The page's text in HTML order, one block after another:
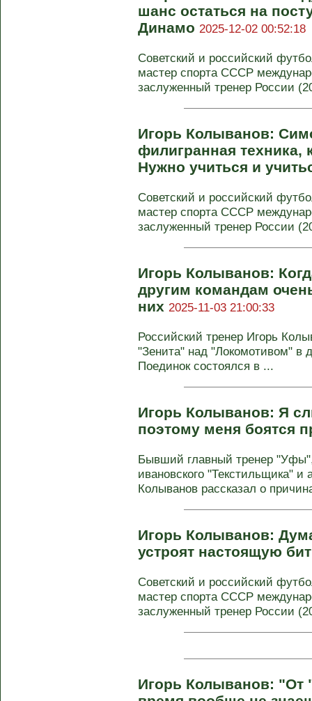
шанс остаться на
Динамо 2025-12-02 00:52:18
Советский и российский
мастер спорта СССР
заслуженный тренер России
Игорь Колыванов:
филигранная техника,
Нужно учиться и
Советский и российский
мастер спорта СССР
заслуженный тренер России
Игорь Колыванов:
другим командам
них 2025-11-03 21:00:33
Российский тренер Игорь
"Зенита" над "Локомотивом" в
Поединок состоялся в ...
Игорь Колыванов: Я
поэтому меня боятся
Бывший главный тренер "Уфы",
ивановского "Текстильщика" и
Колыванов рассказал о
Игорь Колыванов:
устроят настоящую
Советский и российский
мастер спорта СССР
заслуженный тренер России
Игорь Колыванов: "От